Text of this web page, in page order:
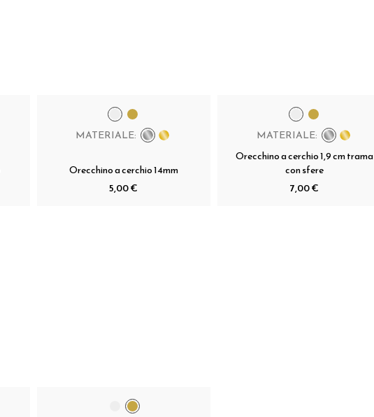
MATERIALE:
Orecchino a cerchio 14mm
5,00 €
MATERIALE:
Orecchino a cerchio 1,9 cm trama
con sfere
7,00 €